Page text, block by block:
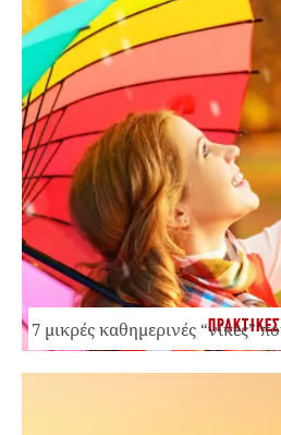
ΠΡΑΚΤΙΚΕΣ
7 μικρές καθημερινές “νίκες”